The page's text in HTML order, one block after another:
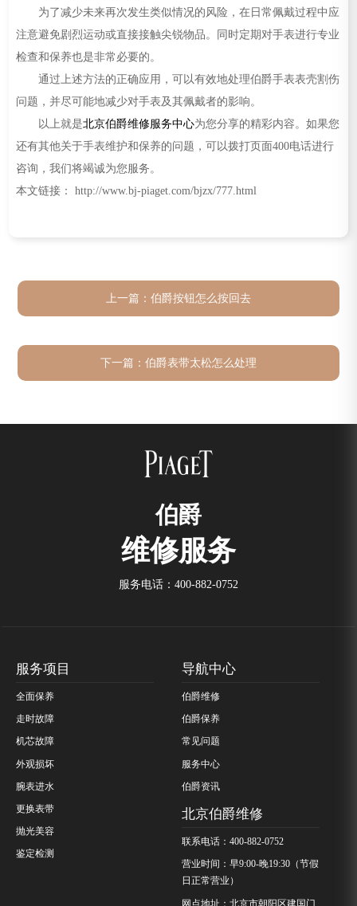
为了减少未来再次发生类似情况的风险，在日常佩戴过程中应
注意避免剧烈运动或直接接触尖锐物品。同时定期对手表进行专业
检查和保养也是非常必要的。
通过上述方法的正确应用，可以有效地处理伯爵手表表壳割伤
问题，并尽可能地减少对手表及其佩戴者的影响。
以上就是北京伯爵维修服务中心为您分享的精彩内容。如果您
还有其他关于手表维护和保养的问题，可以拨打页面400电话进行
咨询，我们将竭诚为您服务。
本文链接： http://www.bj-piaget.com/bjzx/777.html
上一篇： 伯爵按钮怎么按回去
下一篇： 伯爵表带太松怎么处理
伯爵
维修服务
服务电话： 400-882-0752
服务项目
全面保养
走时故障
机芯故障
外观损坏
腕表进水
更换表带
抛光美容
鉴定检测
导航中心
伯爵维修
伯爵保养
常见问题
服务中心
伯爵资讯
北京伯爵维修
联系电话：400-882-0752
营业时间：早9:00-晚19:30（节假
日正常营业）
网点地址：北京市朝阳区建国门